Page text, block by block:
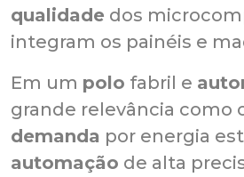
qualidade dos
integram os painéis e
Em um polo fabril e
grande relevância como
demanda por energia
automação de alta